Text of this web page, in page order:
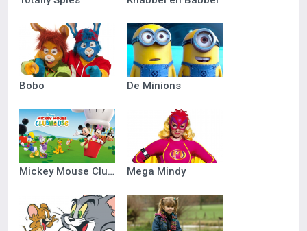
Bobo De Minions
Mickey Mouse Clubhuis Mega Mindy